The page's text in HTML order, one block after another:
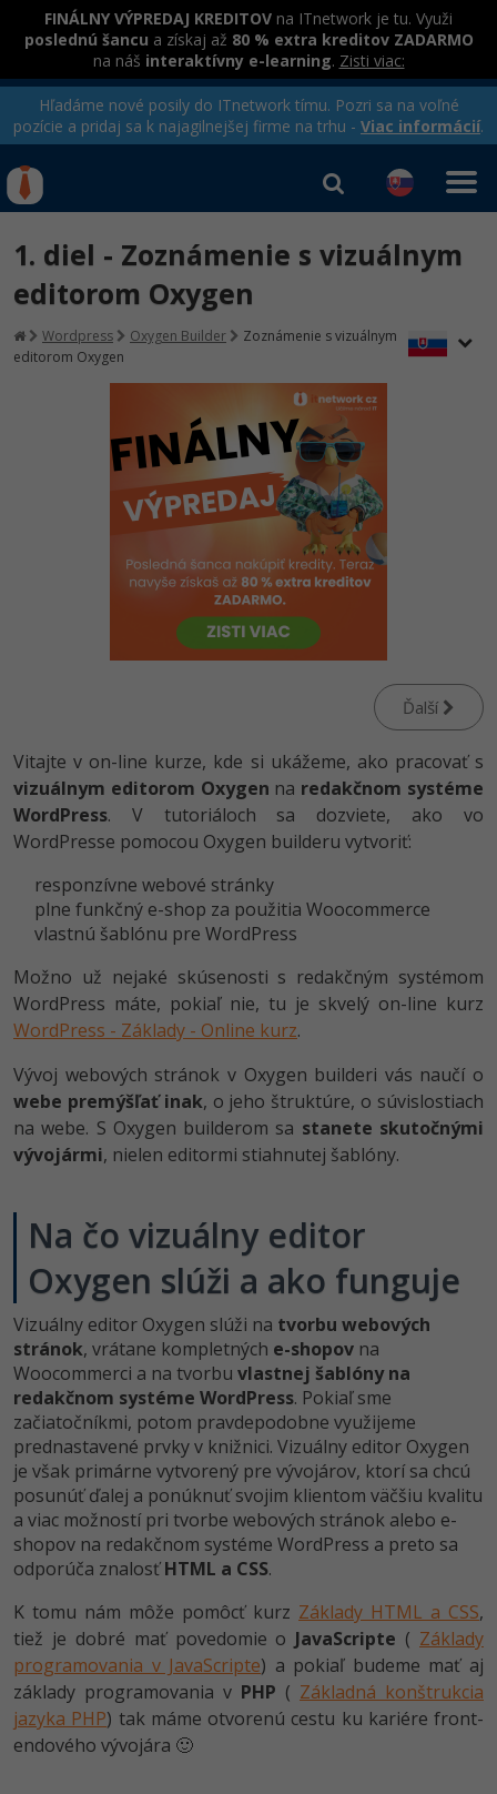
FINÁLNY VÝPREDAJ KREDITOV na ITnetwork je tu. Využi
poslednú šancu a získaj až 80 % extra kreditov ZADARMO
na náš interaktívny e-learning. Zisti viac:
Hľadáme nové posily do ITnetwork tímu. Pozri sa na voľné
pozície a pridaj sa k najagilnejšej firme na trhu - Viac informácií.
hradené úradom práce
Kurzy programovania
Ako začať?
C# .NET -80%
Python -80%
JavaScript -80%
Kotlin
Céčko
VB.NET
SQL
UML -80%
Algoritmy -41%
Umelá inteligencia -10%
Pre deti
Kurzy e-commerce
Testovanie softvéru
Marketing -30%
WordPress
SEO -30%
MS Office -80%
Google Dokumenty
Time management
Fórum
Linux a UNIX
Kybernetická bezpečnost
Elektronický podpis
Kurzy dizajnu
HTML/CSS
Photoshop -80%
Adobe Illustrator -80%
Adobe Lightroom -30%
Adobe XD -15%
Adobe InDesign -25%
Adobe After Effects
Blender -80%
Inkscape
Príbehy absolventov
Blog
Médiá
Kariéra
Prihlásiť sa Registrovať
1. diel - Zoznámenie s vizuálnym
editorom Oxygen
Wordpress Oxygen Builder
Zoznámenie s vizuálnym
editorom Oxygen
Ďalší
Vitajte v on-line kurze, kde si ukážeme, ako pracovať s
vizuálnym editorom Oxygen na redakčnom systéme
WordPress. V tutoriáloch sa dozviete, ako vo
WordPresse pomocou Oxygen builderu vytvoriť:
responzívne webové stránky
plne funkčný e-shop za použitia Woocommerce
vlastnú šablónu pre WordPress
Možno už nejaké skúsenosti s redakčným systémom
WordPress máte, pokiaľ nie, tu je skvelý on-line kurz
WordPress - Základy - Online kurz.
Vývoj webových stránok v Oxygen builderi vás naučí o
webe premýšľať inak, o jeho štruktúre, o súvislostiach
na webe. S Oxygen builderom sa stanete skutočnými
vývojármi, nielen editormi stiahnutej šablóny.
Na čo vizuálny editor
Oxygen slúži a ako funguje
Vizuálny editor Oxygen slúži na tvorbu webových
stránok, vrátane kompletných e-shopov na
Woocommerci a na tvorbu vlastnej šablóny na
redakčnom systéme WordPress. Pokiaľ sme
začiatočníkmi, potom pravdepodobne využijeme
prednastavené prvky v knižnici. Vizuálny editor Oxygen
je však primárne vytvorený pre vývojárov, ktorí sa chcú
posunúť ďalej a ponúknuť svojim klientom väčšiu kvalitu
a viac možností pri tvorbe webových stránok alebo e-
shopov na redakčnom systéme WordPress a preto sa
odporúča znalosťHTML a CSS.
K tomu nám môže pomôcť kurz Základy HTML a CSS,
tiež je dobré mať povedomie o JavaScripte ( Základy
programovania v JavaScripte) a pokiaľ budeme mať aj
základy programovania v PHP ( Základná konštrukcia
jazyka PHP) tak máme otvorenú cestu ku kariére front-
endového vývojára 🙂